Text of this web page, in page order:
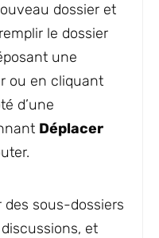
dossier et
le dossier
une
ou en cliquant
d’une
Déplacer
des sous-dossiers
et